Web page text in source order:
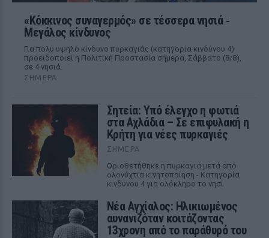
«Κόκκινος συναγερμός» σε τέσσερα νησιά ‑
Μεγάλος κίνδυνος
Για πολύ υψηλό κίνδυνο πυρκαγιάς (κατηγορία κινδύνου 4)
προειδοποιεί η Πολιτική Προστασία σήμερα, Σάββατο (8/8),
σε 4 νησιά.
ΣΉΜΕΡΑ
Σητεία: Υπό έλεγχο η φωτιά
στα Αχλάδια – Σε επιφυλακή η
Κρήτη για νέες πυρκαγιές
ΣΉΜΕΡΑ
Οριοθετήθηκε η πυρκαγιά μετά από
ολονύχτια κινητοποίηση - Κατηγορία
κινδύνου 4 για ολόκληρο το νησί
Νέα Αγχίαλος: Ηλικιωμένος
αυνανιζόταν κοιτάζοντας
13χρονη από το παράθυρό του